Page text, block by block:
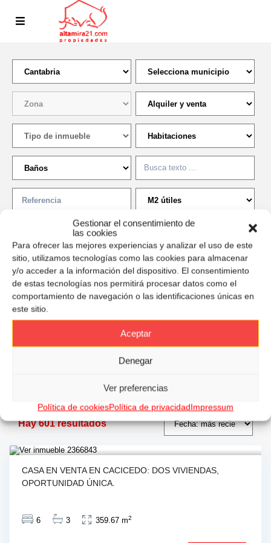
Gestionar el consentimiento de
las cookies
Para ofrecer las mejores experiencias y analizar el uso de este
sitio, utilizamos tecnologías como las cookies para almacenar
y/o acceder a la información del dispositivo. El consentimiento
de estas tecnologías nos permitirá procesar datos como el
comportamiento de navegación o las identificaciones únicas en
este sitio.
Aceptar
Denegar
Ver preferencias
Política de cookiesPolítica de privacidadImpressum
Precio min:
Precio max: + opciones
Inmuebles en
Cantabria
Hay 601 resultados
CASA EN VENTA EN CACICEDO: DOS VIVIENDAS,
OPORTUNIDAD ÚNICA.
6 3 359.67 m2